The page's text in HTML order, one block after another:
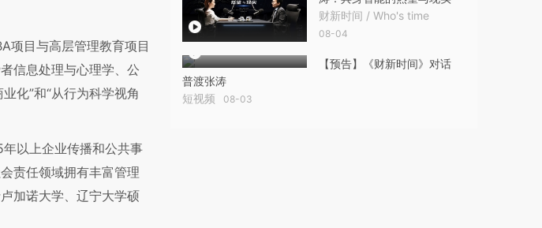
项目与高层管理教育项目
信息处理与心理学、公
化”和“从行为科学视角
以上企业传播和公共事
责任领域拥有丰富管理
加诺大学、辽宁大学硕
财新时间 / Who's time
08-04
【预告】《财新时间》对话
普渡张涛
短视频 08-03